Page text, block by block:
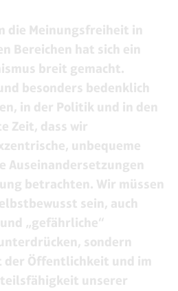
die Meinungsfreiheit in
Bereichen hat sich ein
breit gemacht.
besonders bedenklich
in der Politik und in den
Zeit, dass wir
unbequeme
Auseinandersetzungen
betrachten. Wir müssen
sein, auch
„gefährliche“
sondern
der Öffentlichkeit und im
unserer